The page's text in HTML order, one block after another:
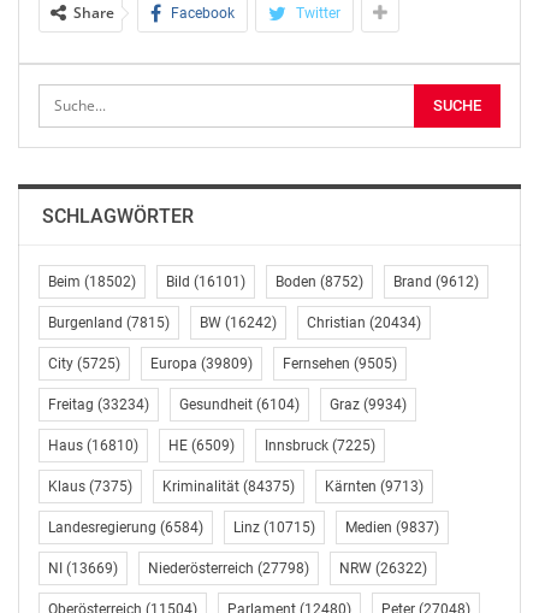
OTS-ORIGINALTEXT PRESSEAUSSENDUNG UNTER
DES AUSSENDERS. www.ots.at
© Copyright APA-OTS Originaltext-Service GmbH und
der jeweilige Aussender
Gefällt mir:
Ähnliche Beiträge
POL-MA: Mannheim-
Neckarstadt:
Personengruppe
belästigt in
Straßenbahn Frauen –
Mann wird an
Haltestelle von
Unbekanntem
geschlagen – Zeugen
gesucht!
POL-MR: Frau belästigt
– Zeugen
gesucht;Positive Tests
und kein Ende in Sicht;
Marburg-Biedenkopf
(ots) - Frau belästigt -
Zeugen gesucht
Marburg: Mit
eindeutigen
Zungenbewegungen
Juli 24, 2020
Share Facebook Twitter
SCHLAGWÖRTER
Beim (18502) Bild (16101) Boden (8752) Brand (9612)
Burgenland (7815) BW (16242) Christian (20434)
City (5725) Europa (39809) Fernsehen (9505)
Freitag (33234) Gesundheit (6104) Graz (9934)
Haus (16810) HE (6509) Innsbruck (7225)
Klaus (7375) Kriminalität (84375) Kärnten (9713)
Landesregierung (6584) Linz (10715) Medien (9837)
NI (13669) Niederösterreich (27798) NRW (26322)
Oberösterreich (11504) Parlament (12480) Peter (27048)